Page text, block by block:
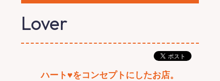
Lover
ハート♥をコンセプトにしたお店。